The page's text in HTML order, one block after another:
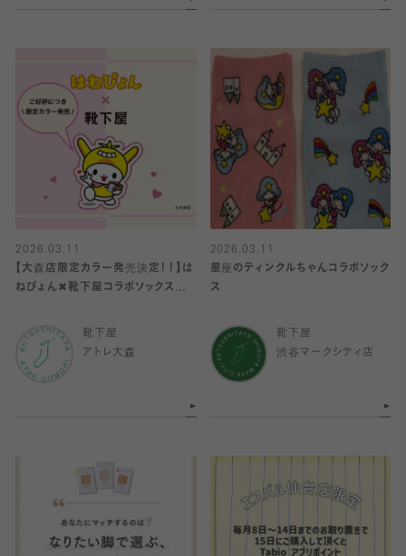
2026.03.11
【大森店限定カラー発売決定！！】は
ねぴょん✖︎靴下屋コラボソックス🤟
靴下屋
アトレ大森
2026.03.11
星座のティンクルちゃんコラボソック
ス
靴下屋
渋谷マークシティ店